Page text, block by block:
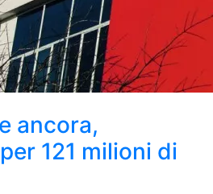
ancora,
121 milioni di